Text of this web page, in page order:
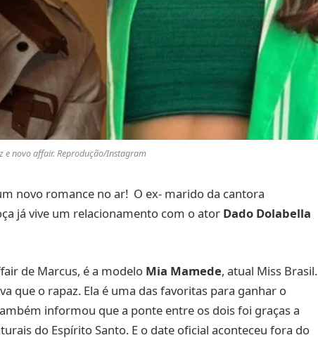
e novo affair. Reprodução/Instagram
novo romance no ar! O ex- marido da cantora
já vive um relacionamento com o ator Dado Dolabella
de Marcus, é a modelo Mia Mamede, atual Miss Brasil.
que o rapaz. Ela é uma das favoritas para ganhar o
informou que a ponte entre os dois foi graças a
do Espírito Santo. E o date oficial aconteceu fora do